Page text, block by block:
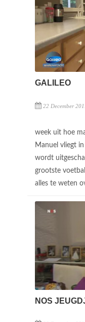
GALILEO
22 December
week uit hoe
Manuel vliegt
wordt
grootste
alles te weten
NOS